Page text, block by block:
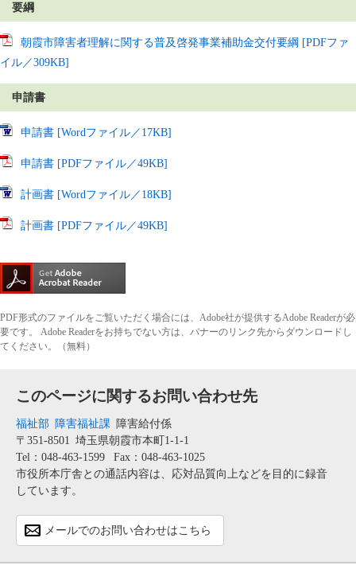
要綱
朝霞市障害者理解に関する普及啓発事業補助金交付要綱 [PDFファ
イル／309KB]
申請書
申請書 [Wordファイル／17KB]
申請書 [PDFファイル／49KB]
計画書 [Wordファイル／18KB]
計画書 [PDFファイル／49KB]
PDF形式のファイルをご覧いただく場合には、Adobe社が提供するAdobe Readerが必
要です。
Adobe Readerをお持ちでない方は、バナーのリンク先からダウンロードし
てください。（無料）
このページに関するお問い合わせ先
福祉部 障害福祉課 障害給付係
〒351-8501 埼玉県朝霞市本町1-1-1
Tel：048-463-1599
Fax：048-463-1025
市役所本庁舎との通話内容は、応対品質向上などを目的に録音
しています。
メールでのお問い合わせはこちら